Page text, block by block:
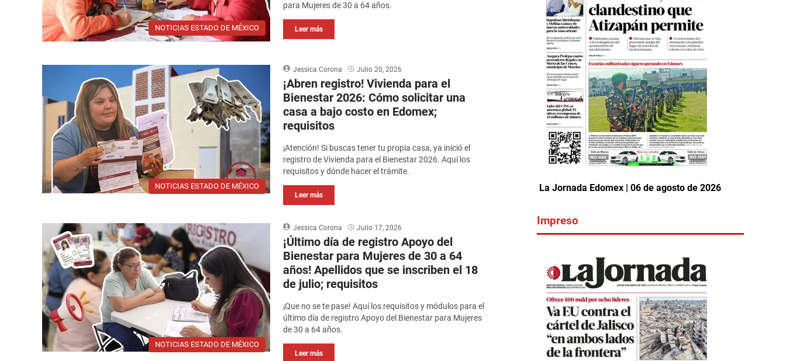
NOTICIAS ESTADO DE MÉXICO
para Mujeres de 30 a 64 años.
Leer más
NOTICIAS ESTADO DE MÉXICO
Jessica Corona Julio 20, 2026
¡Abren registro! Vivienda para el
Bienestar 2026: Cómo solicitar una
casa a bajo costo en Edomex;
requisitos
¡Atención! Si buscas tener tu propia casa, ya inició el
registro de Vivienda para el Bienestar 2026. Aquí los
requisitos y dónde hacer el trámite.
Leer más
NOTICIAS ESTADO DE MÉXICO
Jessica Corona Julio 17, 2026
¡Último día de registro Apoyo del
Bienestar para Mujeres de 30 a 64
años! Apellidos que se inscriben el 18
de julio; requisitos
¡Que no se te pase! Aquí los requisitos y módulos para el
último día de registro Apoyo del Bienestar para Mujeres
de 30 a 64 años.
Leer más
La Jornada Edomex | 06 de agosto de 2026
Impreso